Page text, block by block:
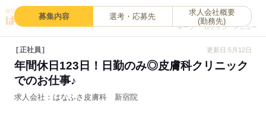
キープ
0
ログイン メニュー
募集内容 選考・応募先
求人会社概要
(勤務先)
正社員 更新日:5月12日
年間休日123日！日勤のみ◎皮膚科クリニック
でのお仕事♪
求人会社 はなふさ皮膚科 新宿院